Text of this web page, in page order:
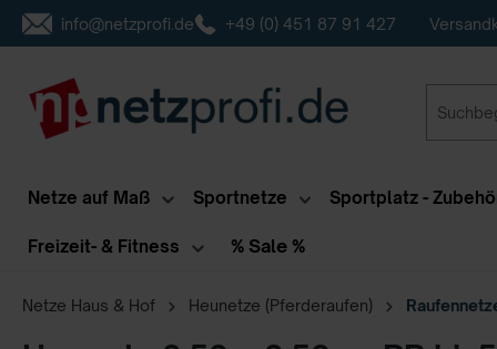
springen
info@netzprofi.de +49 (0) 451 87 91 427
Netze auf Maß Sportnetze Sportplatz -
Freizeit- & Fitness % Sale %
Netze Haus & Hof Heunetze (Pferderaufen)